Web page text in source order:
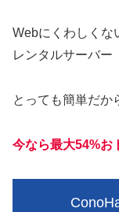
Webにくわしくな
レンタルサーバー
とっても簡単だか
今なら最大54%お